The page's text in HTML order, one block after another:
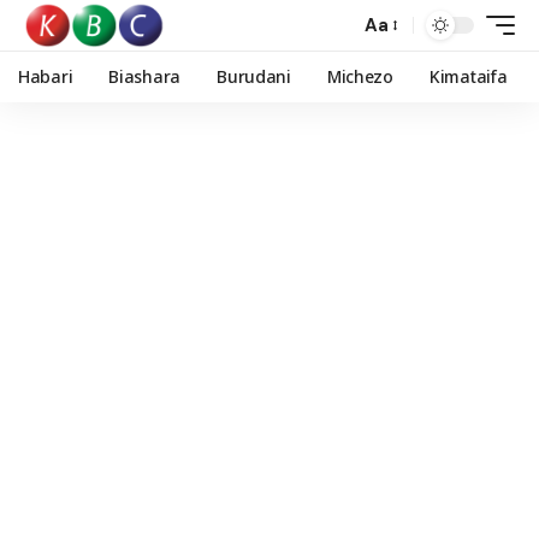
Aa
Habari Biashara Burudani Michezo Kimataifa